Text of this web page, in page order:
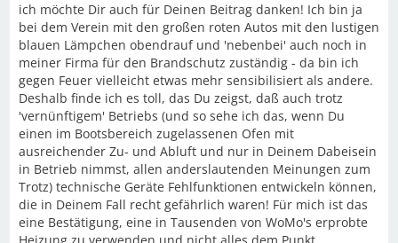
ich möchte Dir auch für Deinen Beitrag danken! Ich bin ja
bei dem Verein mit den großen roten Autos mit den lustigen
blauen Lämpchen obendrauf und 'nebenbei' auch noch in
meiner Firma für den Brandschutz zuständig - da bin ich
gegen Feuer vielleicht etwas mehr sensibilisiert als andere.
Deshalb finde ich es toll, das Du zeigst, daß auch trotz
'vernünftigem' Betriebs (und so sehe ich das, wenn Du
einen im Bootsbereich zugelassenen Ofen mit
ausreichender Zu- und Abluft und nur in Deinem Dabeisein
in Betrieb nimmst, allen anderslautenden Meinungen zum
Trotz) technische Geräte Fehlfunktionen entwickeln können,
die in Deinem Fall recht gefährlich waren! Für mich ist das
eine Bestätigung, eine in Tausenden von WoMo's erprobte